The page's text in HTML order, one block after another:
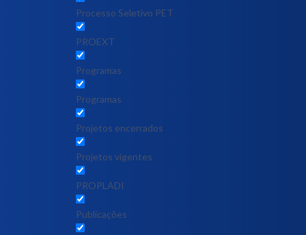
Processo Seletivo PET
PROEXT
Programas
Programas
Projetos encerrados
Projetos vigentes
PROPLADI
Publicações